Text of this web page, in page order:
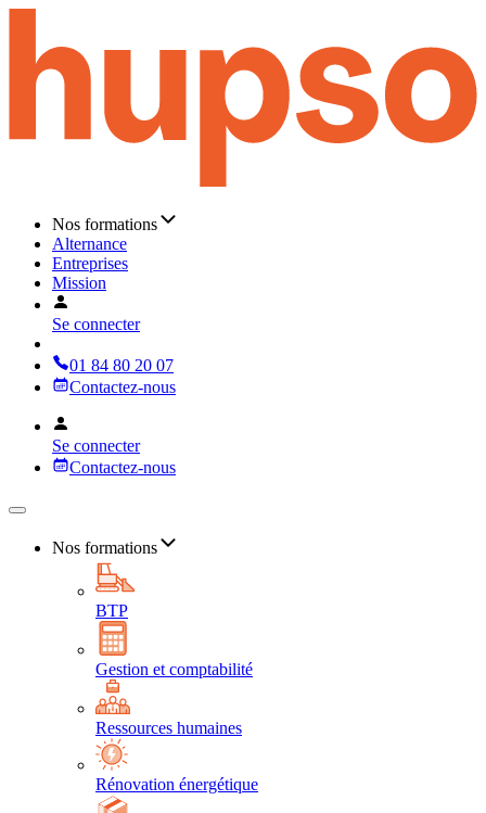
Nos formations
Alternance
Entreprises
Mission
Se connecter
01 84 80 20 07
Contactez-nous
Se connecter
Contactez-nous
Nos formations
BTP
Gestion et comptabilité
Ressources humaines
Rénovation énergétique